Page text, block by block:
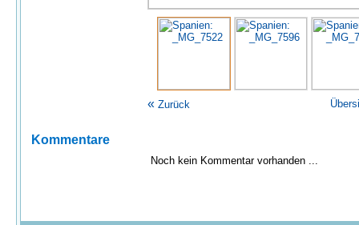
« Zurück
Kommentare
Noch kein Kommentar vorhanden ...